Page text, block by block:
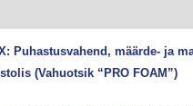
Puhastusvahend, määrde- ja
(Vahuotsik “PRO FOAM”)